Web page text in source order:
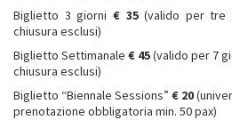
Biglietto 3 giorni € 35(valido per tre
chiusura esclusi)
Biglietto Settimanale € 45(valido per 7
chiusura esclusi)
Biglietto “Biennale Sessions” € 20
prenotazione obbligatoria min. 50 pax)